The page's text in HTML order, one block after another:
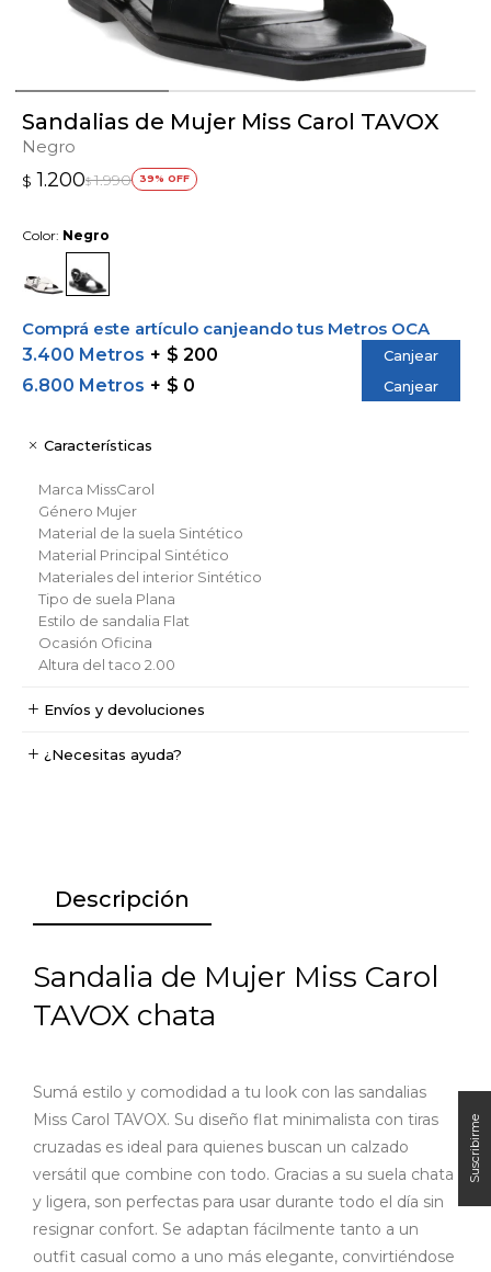
Sandalias de Mujer Miss Carol TAVOX
Negro
$ 1.200$ 1.990 39
Color: Negro
Comprá este artículo canjeando tus Metros OCA
3.400 Metros
$ 200 Canjear
6.800 Metros $ 0 Canjear
Características
Marca MissCarol
Género Mujer
Material de la suela Sintético
Material Principal Sintético
Materiales del interior Sintético
Tipo de suela Plana
Estilo de sandalia Flat
Ocasión Oficina
Altura del taco 2.00
Envíos y devoluciones
¿Necesitas ayuda?
Descripción
Sandalia de Mujer Miss Carol
TAVOX chata
Sumá estilo y comodidad a tu look con las sandalias
Miss Carol TAVOX. Su diseño flat minimalista con tiras
cruzadas es ideal para quienes buscan un calzado
versátil que combine con todo. Gracias a su suela chata
y ligera, son perfectas para usar durante todo el día sin
resignar confort. Se adaptan fácilmente tanto a un
outfit casual como a uno más elegante, convirtiéndose